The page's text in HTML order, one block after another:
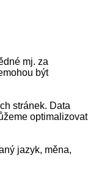
mj. za
být
stránek. Data
optimalizovat
jazyk, měna,